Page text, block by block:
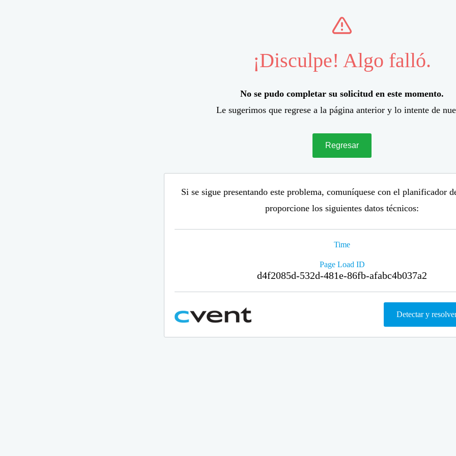
¡Disculpe! Algo falló.
No se pudo completar su solicitud en este momento.
Le sugerimos que regrese a la página anterior y lo intente de
Regresar
Si se sigue presentando este problema, comuníquese con el planificador
proporcione los siguientes datos técnicos:
Time
Page Load ID
d4f2085d-532d-481e-86fb-afabc4b037a2
Detectar y